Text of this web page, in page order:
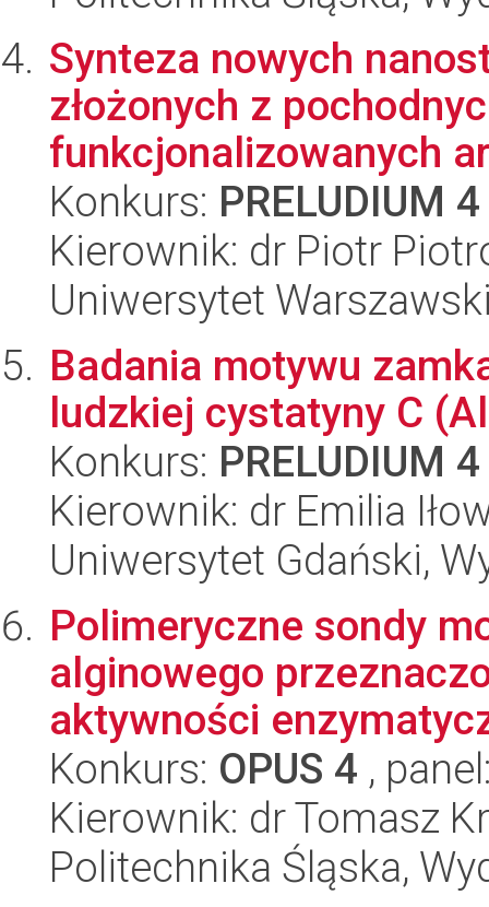
Synteza nowych
złożonych z
funkcjonalizowanych
Konkurs: PRELUDIUM 4
Kierownik: dr Piotr
Uniwersytet
Badania motywu
ludzkiej cystatyny C
Konkurs: PRELUDIUM 4
Kierownik: dr Emilia
Uniwersytet Gdański,
Polimeryczne sondy
alginowego
aktywności
Konkurs: OPUS 4 ,
Kierownik: dr Tomasz
Politechnika Śląska,